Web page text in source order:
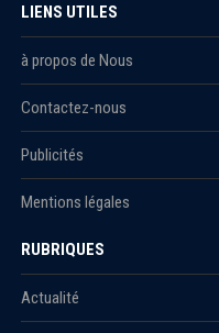
LIENS UTILES
à propos de Nous
Contactez-nous
Publicités
Mentions légales
RUBRIQUES
Actualité